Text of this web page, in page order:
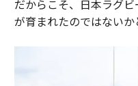
だからこそ、日本ラグ
が育まれたのではないか